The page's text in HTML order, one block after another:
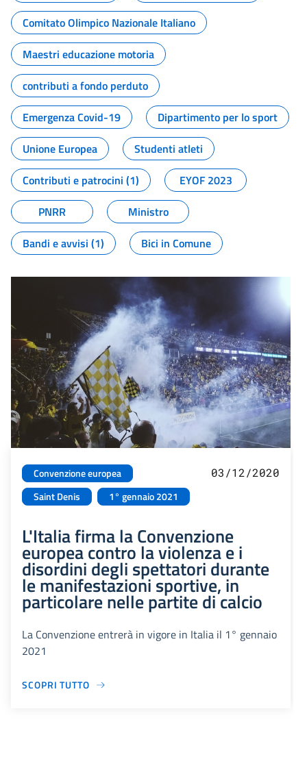
Comitato Olimpico Nazionale Italiano
Maestri educazione motoria
contributi a fondo perduto
Emergenza Covid-19
Dipartimento per lo sport
Unione Europea
Studenti atleti
Contributi e patrocini (1)
EYOF 2023
PNRR
Ministro
Bandi e avvisi (1)
Bici in Comune
Convenzione europea
Saint Denis
1° gennaio 2021
03/12/2020
L'Italia firma la Convenzione
europea contro la violenza e i
disordini degli spettatori durante
le manifestazioni sportive, in
particolare nelle partite di calcio
La Convenzione entrerà in vigore in Italia il 1° gennaio
2021
SCOPRI TUTTO